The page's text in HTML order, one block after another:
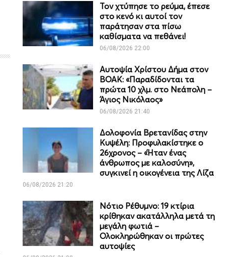
Τον χτύπησε το ρεύμα, έπεσε
στο κενό κι αυτοί τον
παράτησαν στα πίσω
καθίσματα να πεθάνει!
06/08/2026 22:00
Αυτοψία Χρίστου Δήμα στον
ΒΟΑΚ: «Παραδίδονται τα
πρώτα 10 χλμ. στο Νεάπολη –
Άγιος Νικόλαος»
06/08/2026 21:40
Δολοφονία Βρετανίδας στην
Κυψέλη: Προφυλακίστηκε ο
26χρονος – «Ήταν ένας
άνθρωπος με καλοσύνη»,
συγκινεί η οικογένεια της Λίζα
06/08/2026 21:20
Νότιο Ρέθυμνο: 19 κτίρια
κρίθηκαν ακατάλληλα μετά τη
μεγάλη φωτιά –
Ολοκληρώθηκαν οι πρώτες
αυτοψίες